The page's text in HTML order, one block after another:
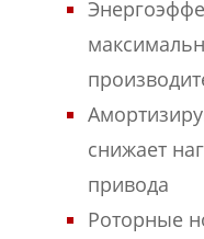
снижает
привода
Роторные